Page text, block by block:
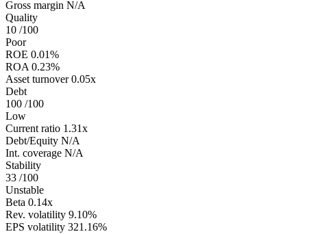
Gross margin N/A
Quality
10 /100
Poor
ROE 0.01%
ROA 0.23%
Asset turnover 0.05x
Debt
100 /100
Low
Current ratio 1.31x
Debt/Equity N/A
Int. coverage N/A
Stability
33 /100
Unstable
Beta 0.14x
Rev. volatility 9.10%
EPS volatility 321.16%